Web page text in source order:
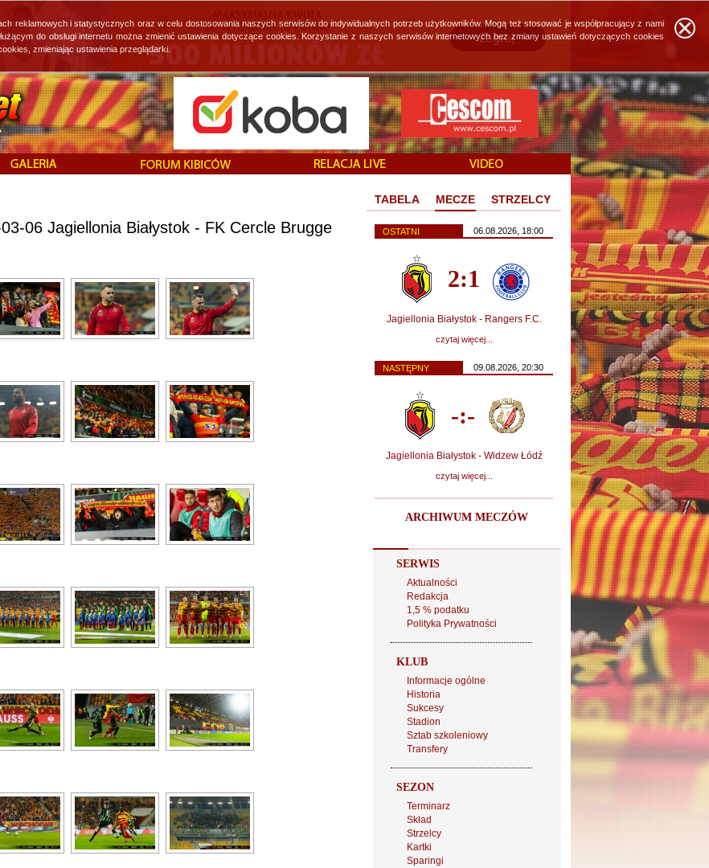
06 Jagiellonia Białystok - FK Cercle Brugge
TABELA MECZE STRZELCY
OSTATNI 06.08.2026, 18:00
2:1
Jagiellonia Białystok - Rangers F.C.
czytaj więcej...
NASTĘPNY 09.08.2026, 20:30
-:-
Jagiellonia Białystok - Widzew Łódź
czytaj więcej...
ARCHIWUM MECZÓW
SERWIS
Aktualności
Redakcja
1,5 % podatku
Polityka Prywatności
KLUB
Informacje ogólne
Historia
Sukcesy
Stadion
Sztab szkoleniowy
Transfery
SEZON
Terminarz
Skład
Strzelcy
Kartki
Sparingi
reklamowych i statystycznych oraz w celu dostosowania naszych serwisów do indywidualnych potrzeb użytkowników. Mogą też stosować je współpracujący z nami
do obsługi internetu można zmienić ustawienia dotyczące cookies. Korzystanie z naszych serwisów internetowych bez zmiany ustawień dotyczących cookies
zmieniając ustawienia przeglądarki.